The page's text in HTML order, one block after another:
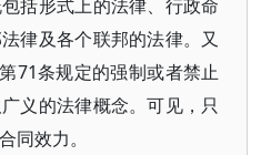
括形式上的法律、行政命
律及各个联邦的法律。又
71条规定的强制或者禁止
义的法律概念。可见，只
同效力。